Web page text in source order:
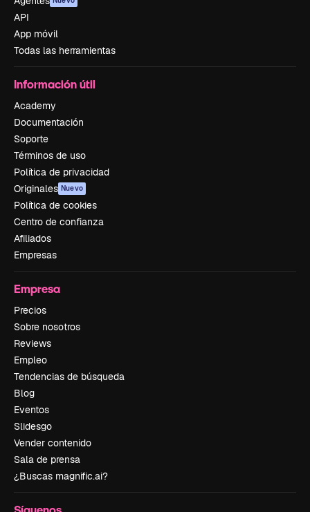
API
App móvil
Todas las herramientas
Información útil
Academy
Documentación
Soporte
Términos de uso
Política de privacidad
Originales Nuevo
Política de cookies
Centro de confianza
Afiliados
Empresas
Empresa
Precios
Sobre nosotros
Reviews
Empleo
Tendencias de búsqueda
Blog
Eventos
Slidesgo
Vender contenido
Sala de prensa
¿Buscas magnific.ai?